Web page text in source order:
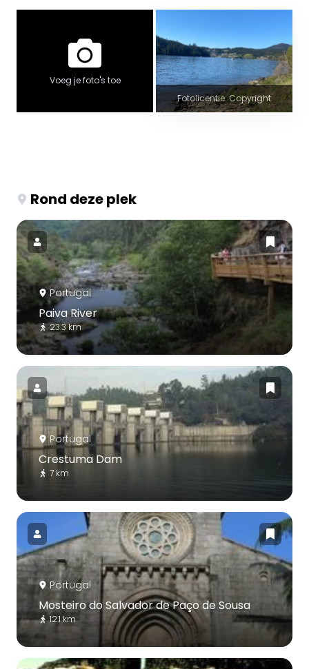
Voeg je foto's toe
Fotolicentie: Copyright
Rond deze plek
Portugal
Paiva River
23.3 km
Portugal
Crestuma Dam
7 km
Portugal
Mosteiro do Salvador de Paço de Sousa
12.1 km